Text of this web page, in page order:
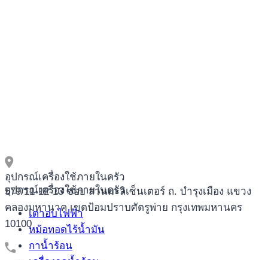
อุปกรณ์เครื่องใช้ภายในครัว
อุปกรณ์เครื่องใช้ภายในครัว
เตาอบไฟฟ้า
หม้อทอดไร้น้ำมัน
กาน้ำร้อน
579/11-12-13 ซอย สวนมะลิเซ็นเตอร์ ถ. บำรุงเมือง แขวง
คลองมหานาค เขตป้อมปราบศัตรูพ่าย กรุงเทพมหานคร
10100